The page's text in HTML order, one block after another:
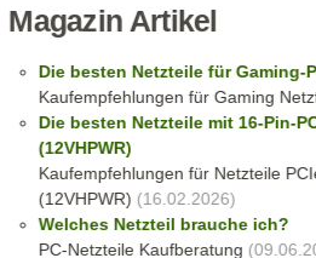
Magazin Artikel
Die besten Netzteile für Gaming-
Kaufempfehlungen für Gaming
Die besten Netzteile mit 16-Pin-
(12VHPWR)
Kaufempfehlungen für Netzteile
(12VHPWR) (16.02.2026)
Welches Netzteil brauche ich?
PC-Netzteile Kaufberatung